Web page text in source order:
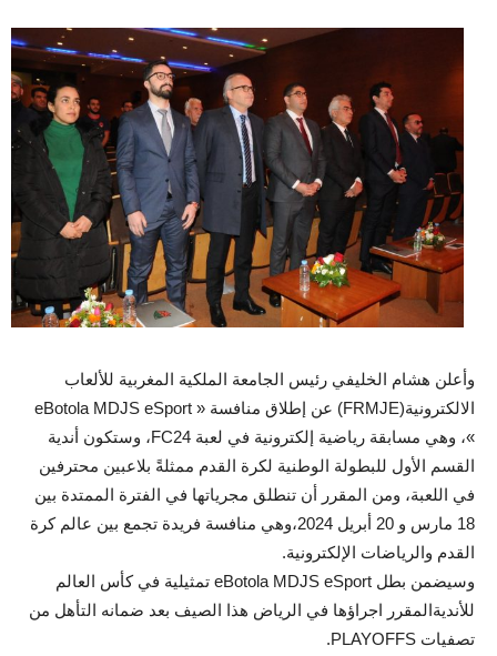
وأعلن هشام الخليفي رئيس الجامعة الملكية المغربية للألعاب
الالكترونية(FRMJE) عن إطلاق منافسة « eBotola MDJS eSport
»، وهي مسابقة رياضية إلكترونية في لعبة FC24، وستكون أندية
القسم الأول للبطولة الوطنية لكرة القدم ممثلةً بلاعبين محترفين
في اللعبة، ومن المقرر أن تنطلق مجرياتها في الفترة الممتدة بين
18 مارس و 20 أبريل 2024،وهي منافسة فريدة تجمع بين عالم كرة
القدم والرياضات الإلكترونية.
وسيضمن بطل eBotola MDJS eSport تمثيلية في كأس العالم
للأنديةالمقرر اجراؤها في الرياض هذا الصيف بعد ضمانه التأهل من
تصفيات PLAYOFFS.